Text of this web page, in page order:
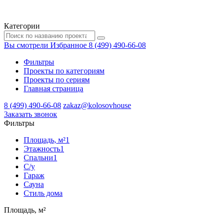
Категории
Вы смотрели Избранное 8 (499) 490-66-08
Фильтры
Проекты по категориям
Проекты по сериям
Главная страница
8 (499) 490-66-08 zakaz@kolosovhouse
3аказать звонок
Фильтры
Площадь, м²1
Этажность1
Спальни1
С/у
Гараж
Сауна
Стиль дома
Площадь, м²